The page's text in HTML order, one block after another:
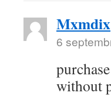
Mxmdix
6
without